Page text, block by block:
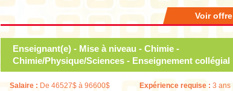
Voir offre
Enseignant(e) - Mise à niveau - Chimie -
Chimie/Physique/Sciences - Enseignement collégial
Salaire : De 46527$ à 96600$
Expérience requise : 3 ans